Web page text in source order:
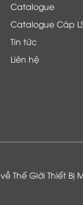
Catalogue
Catalogue Cáp
Tin tức
Liên hệ
Là khách hàng
Thế Giới Thiết Bị